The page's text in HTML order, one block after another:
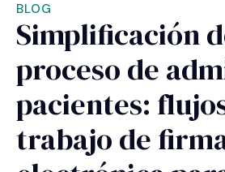
BLOG
Simplificación
proceso de
pacientes:
trabajo de